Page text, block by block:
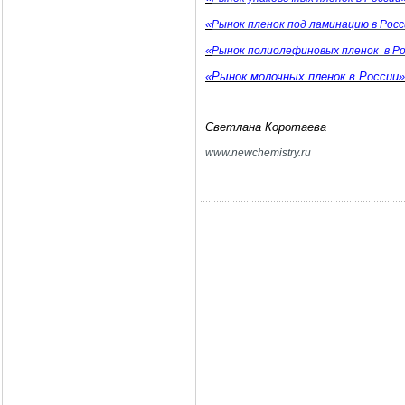
«Рынок пленок под ламинацию в
«Рынок полиолефиновых пленок в
«Рынок молочных пленок в
Светлана Коротаева
www.newchemistry.ru